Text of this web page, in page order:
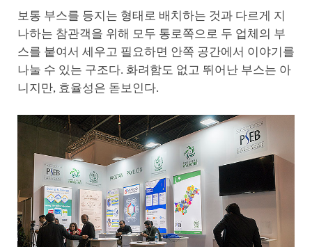
보통 부스를 등지는 형태로 배치하는 것과 다르게 지
나하는 참관객을 위해 모두 통로쪽으로 두 업체의 부
스를 붙여서 세우고 필요하면 안쪽 공간에서 이야기를
나눌 수 있는 구조다. 화려함도 없고 뛰어난 부스는 아
니지만, 효율성은 돋보인다.